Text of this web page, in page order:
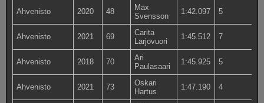
Ahvenisto 2020 48
Max
Svensson
1:42.097 5
Ahvenisto 2021 69
Carita
Larjovuori
1:45.512 7
Ahvenisto 2018 70
Ari
Paulasaari
1:45.925 5
Ahvenisto 2021 73
Oskari
Hartus
1:47.190 4